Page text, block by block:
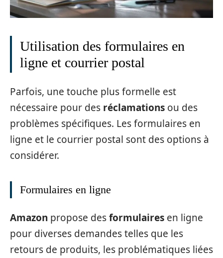
Utilisation des formulaires en
ligne et courrier postal
Parfois, une touche plus formelle est
nécessaire pour des réclamations ou des
problèmes spécifiques. Les formulaires en
ligne et le courrier postal sont des options à
considérer.
Formulaires en ligne
Amazon propose desformulaires en ligne
pour diverses demandes telles que les
retours de produits, les problématiques liées